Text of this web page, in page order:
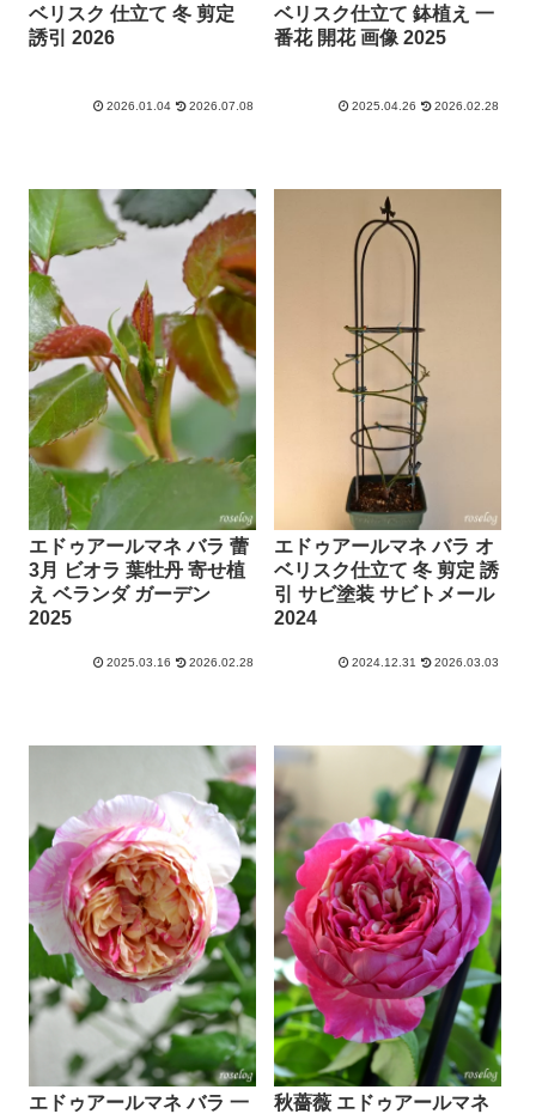
ベリスク 仕立て 冬 剪定
誘引 2026
2026.01.04 2026.07.08
ベリスク仕立て 鉢植え 一
番花 開花 画像 2025
2025.04.26 2026.02.28
エドゥアールマネ バラ 蕾
3月 ビオラ 葉牡丹 寄せ植
え ベランダ ガーデン
2025
2025.03.16 2026.02.28
エドゥアールマネ バラ オ
ベリスク仕立て 冬 剪定 誘
引 サビ塗装 サビトメール
2024
2024.12.31 2026.03.03
エドゥアールマネ バラ 一
秋薔薇 エドゥアールマネ